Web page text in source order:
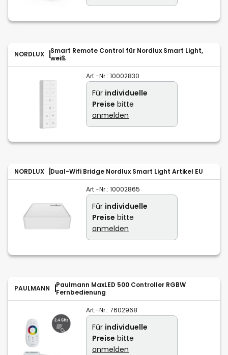
NORDLUX
Smart Remote Control für Nordlux Smart Light,
weiß
Art.-Nr.: 10002830
Für individuelle
Preise bitte
anmelden
NORDLUX Dual-Wifi Bridge Nordlux Smart Light Artikel EU
Art.-Nr.: 10002865
Für individuelle
Preise bitte
anmelden
PAULMANN
Paulmann MaxLED 500 Controller RGBW
Fernbedienung
Art.-Nr.: 7602968
Für individuelle
Preise bitte
anmelden